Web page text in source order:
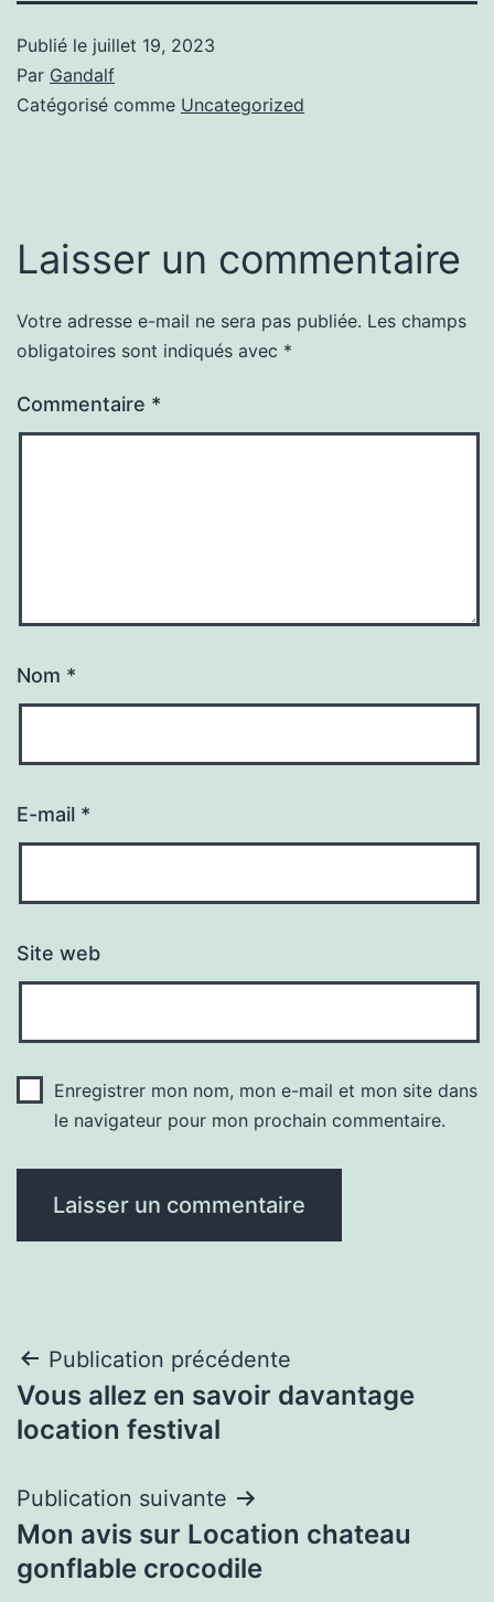
Publié le juillet 19, 2023
Par Gandalf
Catégorisé comme Uncategorized
Laisser un commentaire
Votre adresse e-mail ne sera pas publiée. Les champs
obligatoires sont indiqués avec *
Commentaire *
Nom *
E-mail *
Site web
Enregistrer mon nom, mon e-mail et mon site dans
le navigateur pour mon prochain commentaire.
Navigation
de
Publication précédente
Vous allez en savoir davantage
location festival
Publication suivante
Mon avis sur Location chateau
gonflable crocodile